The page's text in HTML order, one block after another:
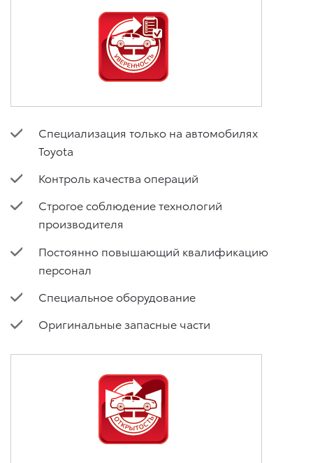
Специализация только на автомобилях
Toyota
Контроль качества операций
Строгое соблюдение технологий
производителя
Постоянно повышающий квалификацию
персонал
Специальное оборудование
Оригинальные запасные части